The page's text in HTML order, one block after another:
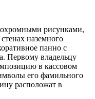
рисунками,
наземного
панно с
Первому владельцу
в кассовом
его фамильного
расположат в